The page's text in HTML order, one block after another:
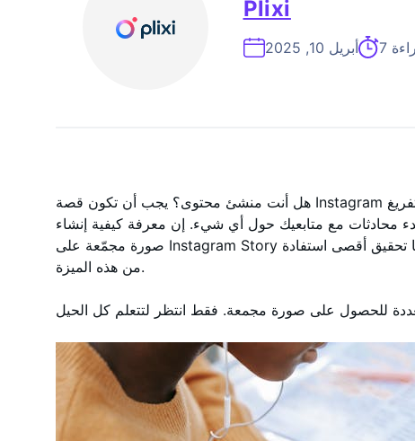
Plixi
أبريل 10, 2025
هل أنت منشئ محتوى؟ يجب أن تكون قصة Instagram هي أفضل صديق لك. إنها مكان ممتاز لتفريغ
لبدء محادثات مع متابعيك حول أي شيء. إن معرفة كيفية إنشاء
صورة مجمّعة على Instagram Story هي الطريقة الوحيدة التي يمكنك من خلالها تحقيق أقصى استفادة
من هذه الميزة.